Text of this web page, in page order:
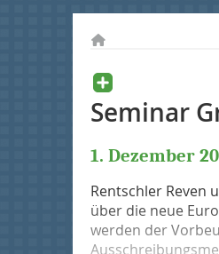
Seminar
1. Dezember
Rentschler Reven
über die neue
werden der